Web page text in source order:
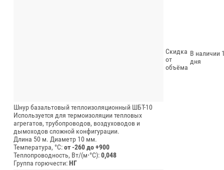
Шнур базальтовый теплоизоляционный ШБТ-10
Используется для термоизоляции тепловых
агрегатов, трубопроводов, воздуховодов и
дымоходов сложной конфигурации.
Длина 50 м. Диаметр 10 мм.
Температура, °C:от -260 до +900
Теплопроводность, Вт/(м⋅°С):0,048
Группа горючести:НГ
Скидка
от
объёма
В наличии
дня